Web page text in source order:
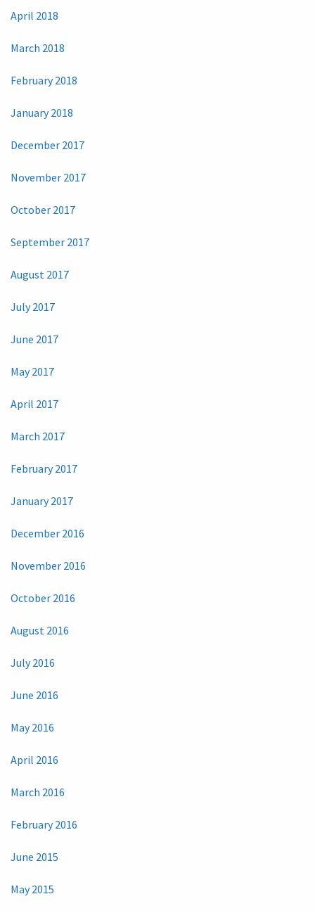
April 2018
March 2018
February 2018
January 2018
December 2017
November 2017
October 2017
September 2017
August 2017
July 2017
June 2017
May 2017
April 2017
March 2017
February 2017
January 2017
December 2016
November 2016
October 2016
August 2016
July 2016
June 2016
May 2016
April 2016
March 2016
February 2016
June 2015
May 2015